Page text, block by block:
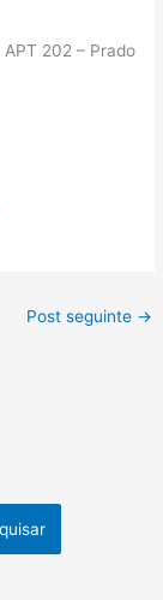
202 – Prado
Post seguinte →